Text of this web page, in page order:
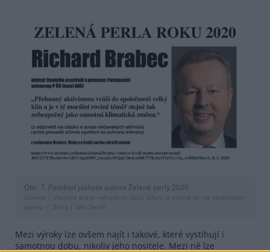
Obr. 7. Pamětní plaketa autora Zelené perly 2020
Licence |
Všechna práva vyhrazena. Další šíření je možné jen se souhlasem
autora
Zdroj | Děti Země
Mezi výroky lze ovšem najít i takové, které vystihují i
samotnou dobu, nikoliv jeho nositele. Mezi ně lze